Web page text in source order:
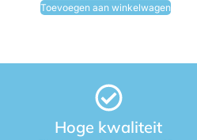
Toevoegen aan winkelwagen
Hoge kwaliteit